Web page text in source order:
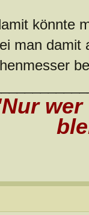
könnte
man damit